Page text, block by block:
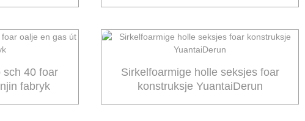
sch 40 foar
fabryk
Sirkelfoarmige holle seksjes foar
konstruksje YuantaiDerun